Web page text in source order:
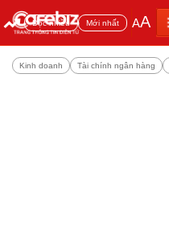
Đọc nhiều Mới nhất AA
Kinh doanh Tài chính ngân hàng